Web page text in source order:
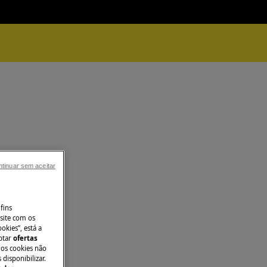
com os
está a
ofertas
cookies não
disponibilizar.
sem aceitar